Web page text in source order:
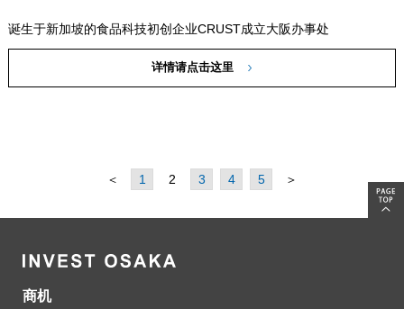
诞生于新加坡的食品科技初创企业CRUST成立大阪办事处
详情请点击这里
＜ 1 2 3 4 5 ＞
商机